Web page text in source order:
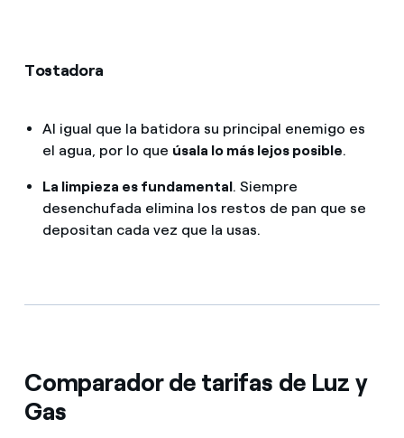
Tostadora
Al igual que la batidora su principal enemigo es
el agua, por lo que úsala lo más lejos posible.
La limpieza es fundamental. Siempre
desenchufada elimina los restos de pan que se
depositan cada vez que la usas.
Comparador de tarifas de Luz y
Gas